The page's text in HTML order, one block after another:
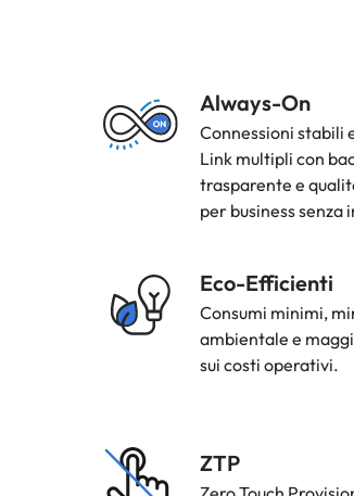
Strength
Icon
Always-On
Connessioni stabili
Link multipli con
trasparente e
per business senza
Strength
Icon
Eco-Efficienti
Consumi minimi,
ambientale e
sui costi operativi.
Strength
ZTP